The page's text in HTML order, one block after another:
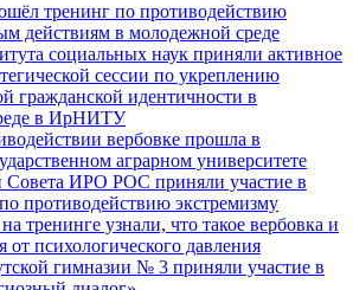
тренинг по противодействию
действиям в молодежной среде
социальных наук приняли активное
сессии по укреплению
гражданской идентичности в
в ИрНИТУ
вербовке прошла в
аграрном университете
Совета ИРО РОС приняли участие в
противодействию экстремизму
тренинге узнали, что такое вербовка и
от психологического давления
гимназии № 3 приняли участие в